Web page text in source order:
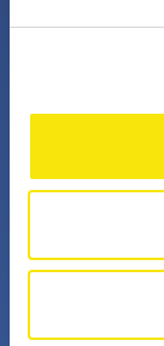
anni di attività
+
professionisti